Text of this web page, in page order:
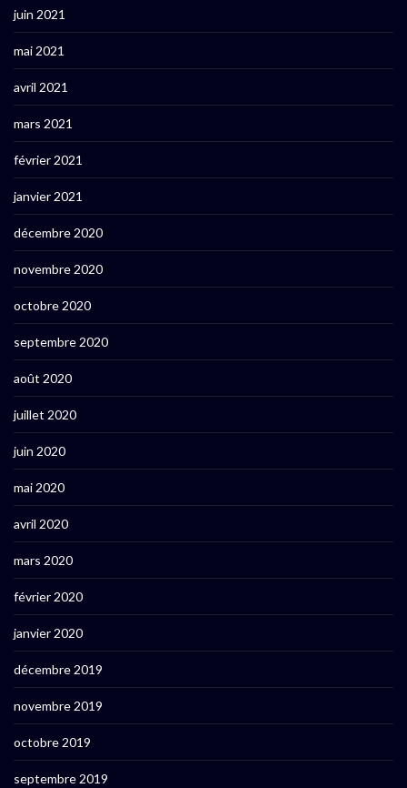
juin 2021
mai 2021
avril 2021
mars 2021
février 2021
janvier 2021
décembre 2020
novembre 2020
octobre 2020
septembre 2020
août 2020
juillet 2020
juin 2020
mai 2020
avril 2020
mars 2020
février 2020
janvier 2020
décembre 2019
novembre 2019
octobre 2019
septembre 2019